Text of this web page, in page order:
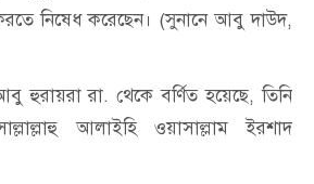
নিষেধ করেছেন। (সুনানে আবু দাউদ,
হুরায়রা রা. থেকে বর্ণিত হয়েছে, তিনি
আলাইহি ওয়াসাল্লাম ইরশাদ